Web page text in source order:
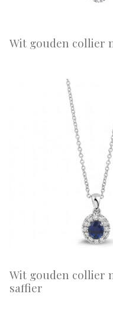
Wit gouden collier
Wit gouden collier
saffier